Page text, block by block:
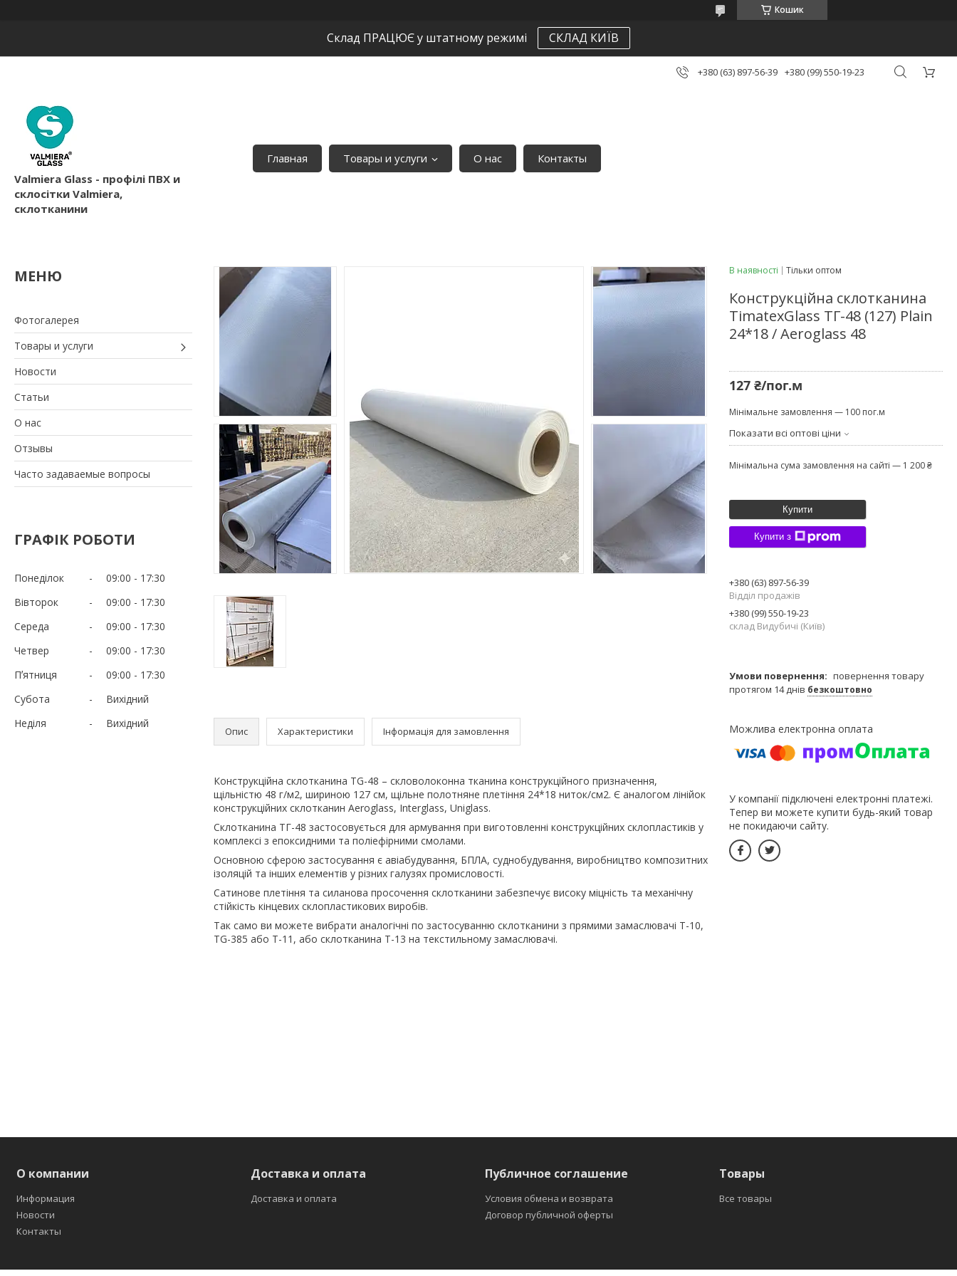
Кошик
Склад ПРАЦЮЄ у штатному режимі СКЛАД КИЇВ
+380 (63) 897-56-39 +380 (99) 550-19-23
Valmiera Glass - профілі ПВХ и
склосітки Valmiera,
склотканини
Главная Товары и услуги О нас Контакты
Фотогалерея
Товары и услуги
Новости
Статьи
О нас
Отзывы
Часто задаваемые вопросы
ГРАФІК РОБОТИ
Понеділок 09:00
17:30
Вівторок
09:00
17:30
Середа
09:00
17:30
Четвер
09:00
17:30
Пʼятниця
09:00
17:30
Субота
Вихідний
Неділя
Вихідний
Опис Характеристики Інформація для замовлення
Конструкційна склотканина TG-48 – скловолоконна тканина конструкційного призначення,
щільністю 48 г/м2, шириною 127 cм, щільне полотняне плетіння 24*18 ниток/см2. Є аналогом лінійок
конструкційних склотканин Aeroglass, Interglass, Uniglass.
Склотканина ТГ-48 застосовується для армування при виготовленні конструкційних склопластиків у
комплексі з епоксидними та поліефірними смолами.
Основною сферою застосування є авіабудування, БПЛА, суднобудування, виробництво композитних
ізоляцій та інших елементів у різних галузях промисловості.
Сатинове плетіння та силанова просочення склотканини забезпечує високу міцність та механічну
стійкість кінцевих склопластикових виробів.
Так само ви можете вибрати аналогічні по застосуванню склотканини з прямими замаслювачі Т-10,
TG-385 або Т-11, або склотканина Т-13 на текстильному замаслювачі.
В наявності Тільки оптом
Конструкційна склотканина
TimatexGlass ТГ-48 (127) Plain
24*18 / Aeroglass 48
127 ₴/пог.м
Мінімальне замовлення — 100 пог.м
Показати всі оптові ціни
Мінімальна сума замовлення на сайті — 1 200 ₴
Купити
Купити з
+380 (63) 897-56-39
Відділ продажів
+380 (99) 550-19-23
склад Видубичі (Київ)
повернення товару
протягом 14 днів безкоштовно
У компанії підключені електронні платежі.
Тепер ви можете купити будь-який товар
не покидаючи сайту.
О компании
Информация
Новости
Контакты
Доставка и оплата
Доставка и оплата
Публичное соглашение
Условия обмена и возврата
Договор публичной оферты
Товары
Все товары